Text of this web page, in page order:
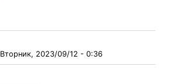
Вторник, 2023/09/12 - 0:36